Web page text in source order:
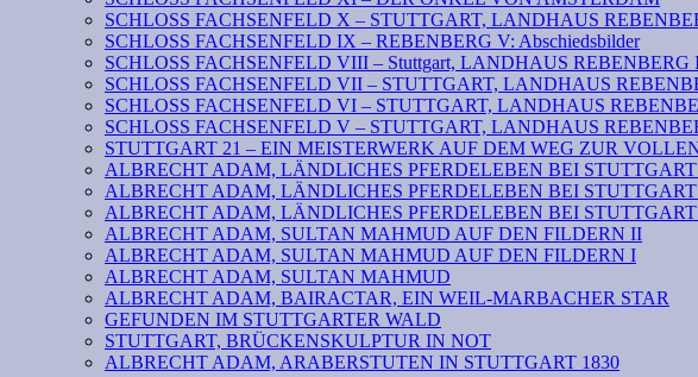
SCHLOSS FACHSENFELD X – STUTTGART, LANDHAUS
SCHLOSS FACHSENFELD IX – REBENBERG V: Abschiedsbilder
SCHLOSS FACHSENFELD VIII – Stuttgart, LANDHAUS REBENBERG
SCHLOSS FACHSENFELD VII – STUTTGART, LANDHAUS
SCHLOSS FACHSENFELD VI – STUTTGART, LANDHAUS
SCHLOSS FACHSENFELD V – STUTTGART, LANDHAUS
STUTTGART 21 – EIN MEISTERWERK AUF DEM WEG ZUR
ALBRECHT ADAM, LÄNDLICHES PFERDELEBEN BEI
ALBRECHT ADAM, LÄNDLICHES PFERDELEBEN BEI
ALBRECHT ADAM, LÄNDLICHES PFERDELEBEN BEI
ALBRECHT ADAM, SULTAN MAHMUD AUF DEN FILDERN II
ALBRECHT ADAM, SULTAN MAHMUD AUF DEN FILDERN I
ALBRECHT ADAM, SULTAN MAHMUD
ALBRECHT ADAM, BAIRACTAR, EIN WEIL-MARBACHER STAR
GEFUNDEN IM STUTTGARTER WALD
STUTTGART, BRÜCKENSKULPTUR IN NOT
ALBRECHT ADAM, ARABERSTUTEN IN STUTTGART 1830